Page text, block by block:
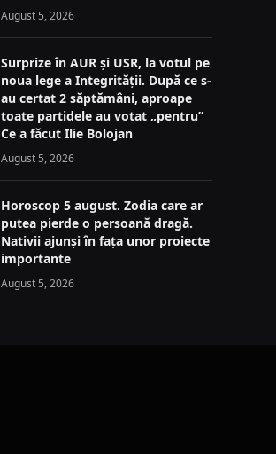
August 5, 2026
Surprize în AUR și USR, la votul pe
noua lege a Integrității. După ce s-
au certat 2 săptămâni, aproape
toate partidele au votat „pentru”
Ce a făcut Ilie Bolojan
August 5, 2026
Horoscop 5 august. Zodia care ar
putea pierde o persoană dragă.
Nativii ajunși în fața unor proiecte
importante
August 5, 2026